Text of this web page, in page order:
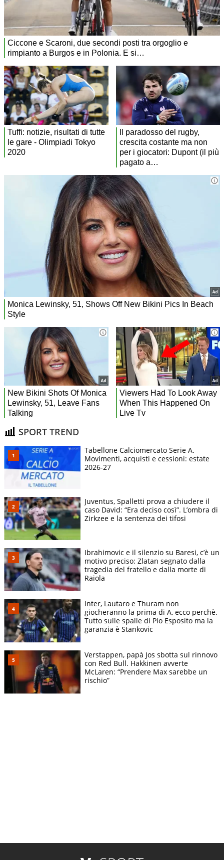
SPORT TREND
Tabellone Calciomercato Serie A.
Movimenti, acquisti e cessioni: estate
2026-27
Juventus, Spalletti prova a chiudere il
caso David: “Era deciso così”. L’ombra di
Zirkzee e la sentenza dei tifosi
Ibrahimovic e il silenzio su Baresi, c’è un
motivo preciso: Zlatan segnato dalla
tragedia del fratello e dalla morte di
Raiola
Inter, Lautaro e Thuram non
giocheranno la prima di A, ecco perchè.
Tutto sulle spalle di Pio Esposito ma la
garanzia è Stankovic
Verstappen, papà Jos sbotta sul rinnovo
con Red Bull. Hakkinen avverte
McLaren: “Prendere Max sarebbe un
rischio”